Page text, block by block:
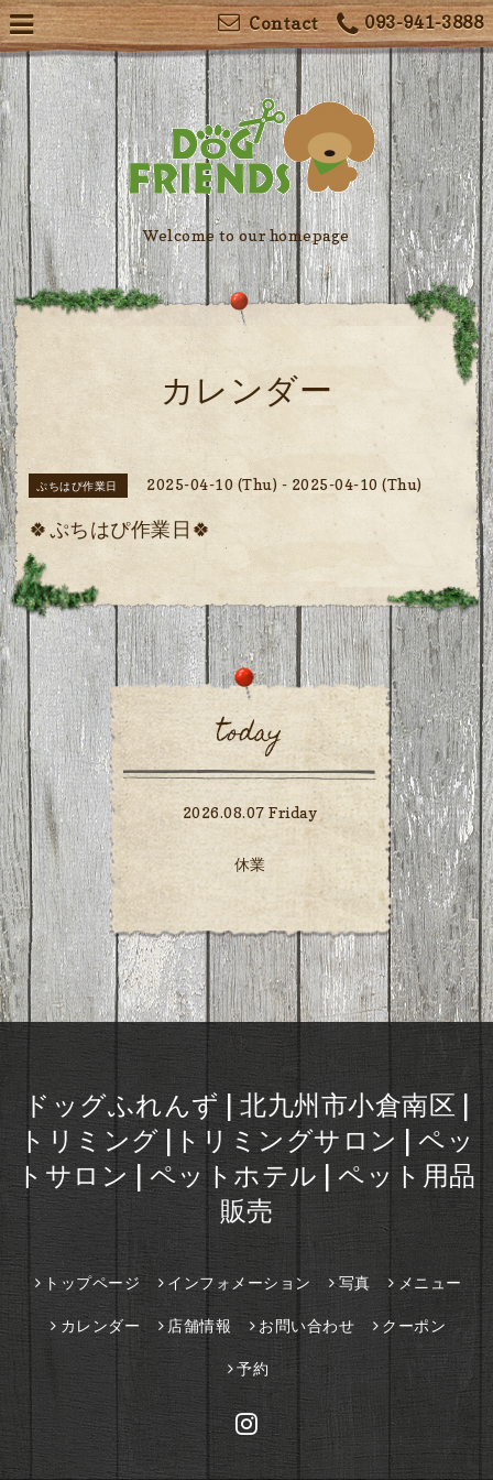
093-941-3888
Contact
Welcome to our homepage
カレンダー
ぷちはぴ作業日 2025-04-10 (Thu) - 2025-04-10 (Thu)
🍀ぷちはぴ作業日🍀
today
2026.08.07 Friday
休業
ドッグふれんず | 北九州市小倉南区 |
トリミング |トリミングサロン | ペッ
トサロン | ペットホテル | ペット用品
販売
トップページ インフォメーション 写真 メニュー
カレンダー 店舗情報 お問い合わせ クーポン
予約